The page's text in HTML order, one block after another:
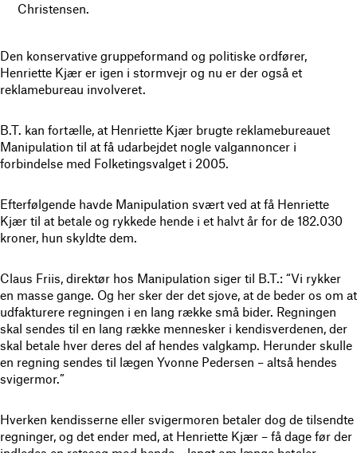
Christensen.
Den konservative gruppeformand og politiske ordfører,
Henriette Kjær er igen i stormvejr og nu er der også et
reklamebureau involveret.
B.T. kan fortælle, at Henriette Kjær brugte reklamebureauet
Manipulation til at få udarbejdet nogle valgannoncer i
forbindelse med Folketingsvalget i 2005.
Efterfølgende havde Manipulation svært ved at få Henriette
Kjær til at betale og rykkede hende i et halvt år for de 182.030
kroner, hun skyldte dem.
Claus Friis, direktør hos Manipulation siger til B.T.: “Vi rykker
en masse gange. Og her sker der det sjove, at de beder os om at
udfakturere regningen i en lang række små bider. Regningen
skal sendes til en lang række mennesker i kendisverdenen, der
skal betale hver deres del af hendes valgkamp. Herunder skulle
en regning sendes til lægen Yvonne Pedersen – altså hendes
svigermor.”
Hverken kendisserne eller svigermoren betaler dog de tilsendte
regninger, og det ender med, at Henriette Kjær – få dage før der